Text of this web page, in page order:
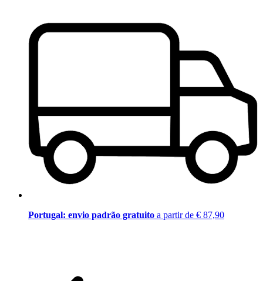
Portugal: envio padrão gratuito a partir de € 87,90